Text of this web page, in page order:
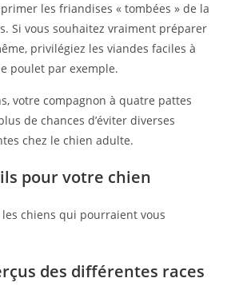
les friandises « tombées » de la
Si vous souhaitez vraiment préparer
privilégiez les viandes faciles à
poulet par exemple.
votre compagnon à quatre pattes
de chances d’éviter diverses
chez le chien adulte.
pour votre chien
les chiens qui pourraient vous
des différentes races